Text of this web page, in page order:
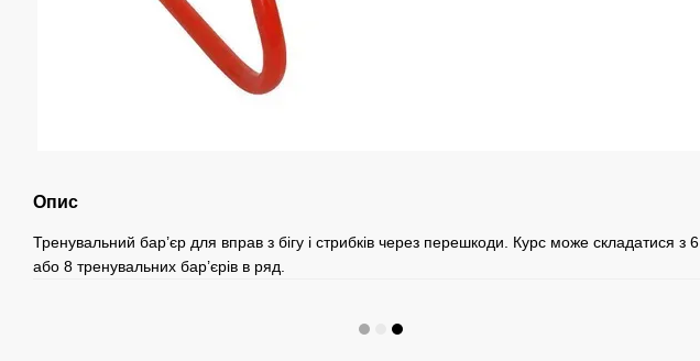
Опис
Тренувальний бар’єр для вправ з бігу і стрибків через перешкоди. Курс може складатися з 6
або 8 тренувальних бар’єрів в ряд.